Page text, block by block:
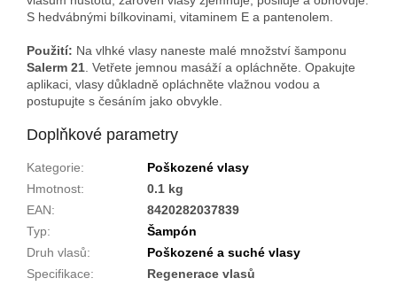
S hedvábnými bílkovinami, vitaminem E a pantenolem.
Použití: Na vlhké vlasy naneste malé množství šamponu
Salerm 21 . Vetřete jemnou masáží a opláchněte. Opakujte
aplikaci, vlasy důkladně opláchněte vlažnou vodou a
postupujte s česáním jako obvykle.
Doplňkové parametry
Kategorie:
Poškozené vlasy
Hmotnost:
0.1 kg
EAN:
8420282037839
Typ:
Šampón
Druh vlasů:
Poškozené a suché vlasy
Specifikace:
Regenerace vlasů